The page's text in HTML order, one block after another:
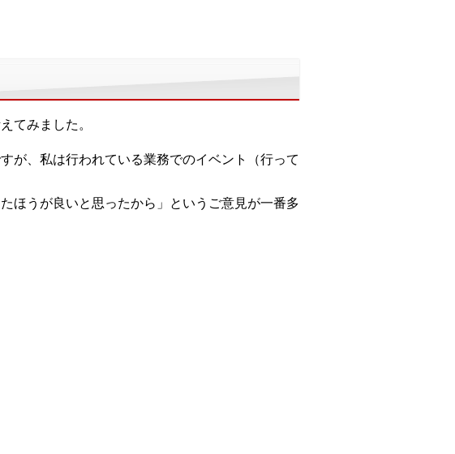
てみました。
が、私は行われている業務でのイベント（行って
ほうが良いと思ったから」というご意見が一番多